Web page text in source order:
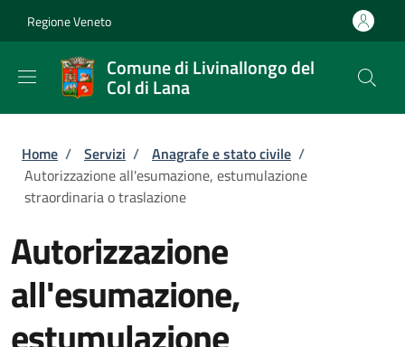
Regione Veneto
Comune di Livinallongo del
Col di Lana
Briciole di pane
Home / Servizi / Anagrafe e stato civile /
Autorizzazione all'esumazione, estumulazione
straordinaria o traslazione
Autorizzazione
all'esumazione,